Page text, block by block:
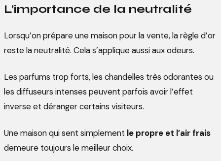
L’importance de la neutralité
Lorsqu’on prépare une maison pour la vente, la règle d’or
reste la neutralité. Cela s’applique aussi aux odeurs.
Les parfums trop forts, les chandelles très odorantes ou
les diffuseurs intenses peuvent parfois avoir l’effet
inverse et déranger certains visiteurs.
Une maison qui sent simplement le propre et l’air frais
demeure toujours le meilleur choix.